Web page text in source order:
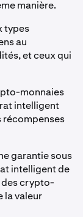
manière.
types
au
et ceux qui
monnaies
intelligent
garantie sous
intelligent de
des crypto-
la valeur